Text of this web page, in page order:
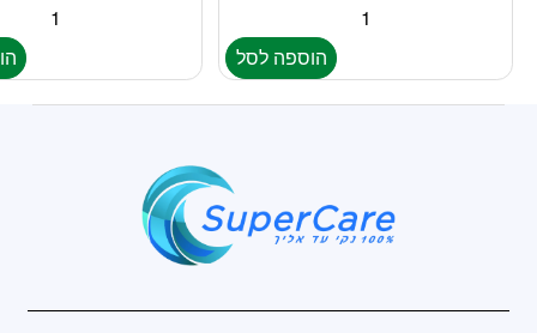
הוספה לסל